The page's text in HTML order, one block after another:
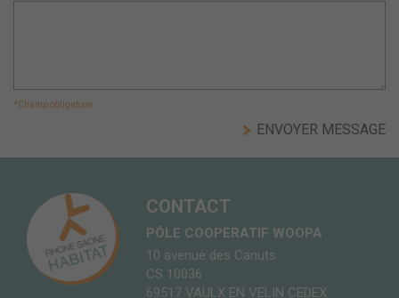
*Champ obligatoire
CONTACT
PÔLE COOPÉRATIF WOOPA
10 avenue des Canuts
CS 10036
69517 VAULX EN VELIN CEDEX